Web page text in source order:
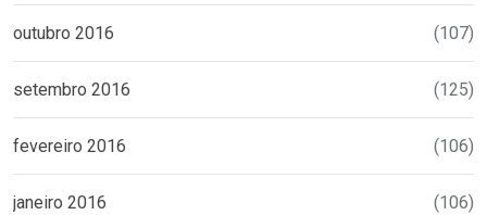
outubro 2016 (107)
setembro 2016 (125)
fevereiro 2016 (106)
janeiro 2016 (106)